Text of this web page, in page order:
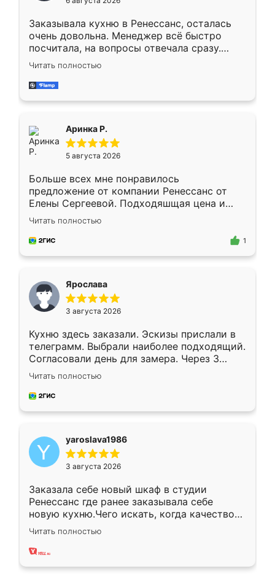
мебели буду заказывать только здесь.
Заказывала кухню в Ренессанс, осталась
очень довольна. Менеджер всё быстро
посчитала, на вопросы отвечала сразу.
Замерщик приехал в субботу, подошёл к
делу со всей ответственностью. Собрали
за день, ребята работали аккуратно, даже
Читать полностью
Аринка Р.
5 августа 2026
Больше всех мне понравилось
предложение от компании Ренессанс от
Елены Сергеевой. Подходяшщая цена и
короткие сроки изготовления. Приехавший
для замера сотрудник Владислав
предложил по моему эскизу самый
Читать полностью
1
Ярослава
3 августа 2026
Кухню здесь заказали. Эскизы прислали в
телеграмм. Выбрали наиболее подходящий.
Согласовали день для замера. Через 3
недели кухня была уже готова. Остались
довольны работой. Спасибо Ренессанс
мебель за качественную работу!
Читать полностью
yaroslava1986
3 августа 2026
Заказала себе новый шкаф в студии
Ренессанс где ранее заказывала себе
новую кухню.Чего искать, когда качеством
вполне довольна. Служит кухня уже почти
два года, нареканий нет.
Читать полностью